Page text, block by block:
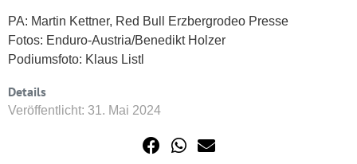
PA: Martin Kettner, Red Bull Erzbergrodeo Presse
Fotos: Enduro-Austria/Benedikt Holzer
Podiumsfoto: Klaus Listl
Details
Veröffentlicht: 31. Mai 2024